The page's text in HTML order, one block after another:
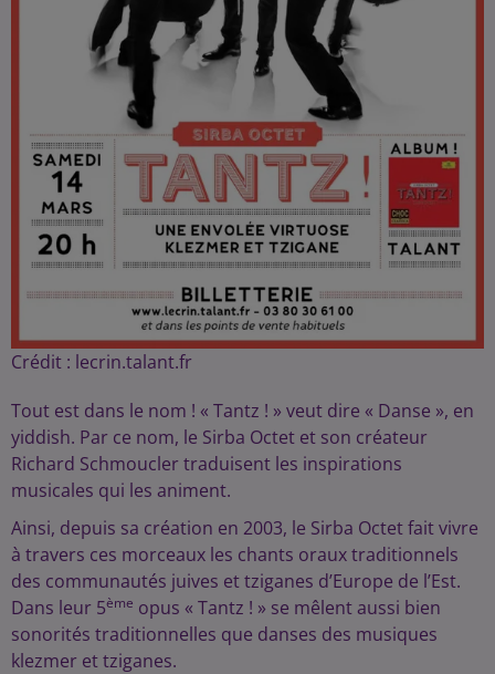
Crédit : lecrin.talant.fr
Tout est dans le nom ! « Tantz ! » veut dire « Danse », en
yiddish. Par ce nom, le Sirba Octet et son créateur
Richard Schmoucler traduisent les inspirations
musicales qui les animent.
Ainsi, depuis sa création en 2003, le Sirba Octet fait vivre
à travers ces morceaux les chants oraux traditionnels
des communautés juives et tziganes d’Europe de l’Est.
Dans leur 5ème opus « Tantz ! » se mêlent aussi bien
sonorités traditionnelles que danses des musiques
klezmer et tziganes.